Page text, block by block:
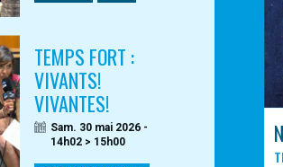
TEMPS FORT :
VIVANTS!
VIVANTES!
Sam. 30 mai 2026 -
14h02 > 15h00